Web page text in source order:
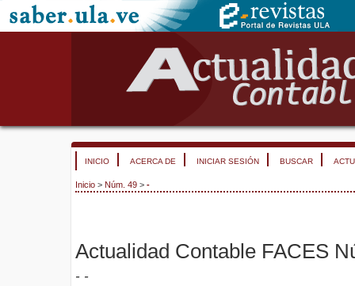
INICIO ACERCA DE INICIAR SESIÓN BUSCAR
Inicio > Núm. 49 > -
Actualidad Contable FACES
- -